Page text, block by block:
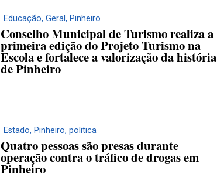
Educação, Geral, Pinheiro
Conselho Municipal de Turismo realiza a
primeira edição do Projeto Turismo na
Escola e fortalece a valorização da história
de Pinheiro
Estado, Pinheiro, politica
Quatro pessoas são presas durante
operação contra o tráfico de drogas em
Pinheiro